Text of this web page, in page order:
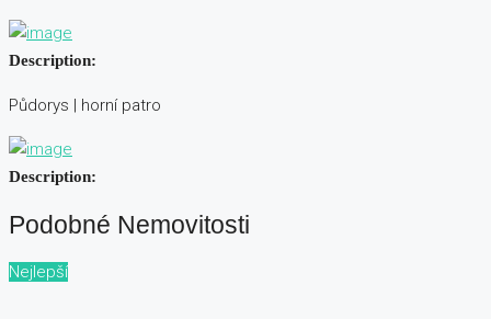
Description:
Půdorys | horní patro
Description:
Podobné Nemovitosti
Nejlepší